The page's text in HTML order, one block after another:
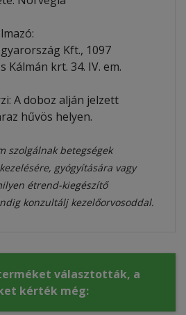
Kft., 1097
Kálmán krt. 34. IV. em.
A doboz alján jelzett
hűvös helyen.
szolgálnak betegségek
gyógyítására vagy
étrend-kiegészítő
konzultálj kezelőorvosoddal.
választották, a
kérték még: